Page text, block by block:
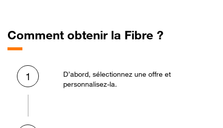
Comment obtenir la Fibre ?
1
D’abord, sélectionnez une offre et
personnalisez-la.